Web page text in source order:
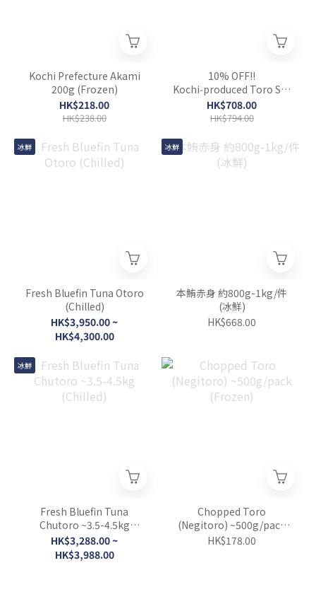
Kochi Prefecture Akami
200g (Frozen)
HK$218.00
HK$238.00
10% OFF!!
Kochi‑produced Toro Set
(Large + Medium +
Akami) – Total 600g
HK$708.00
HK$794.00
冰鮮
Fresh Bluefin Tuna Otoro
(Chilled)
HK$3,950.00 ~
HK$4,300.00
冰鮮
本鮪赤身 約800g-1kg/件
(冰鮮)
HK$668.00
冰鮮
Fresh Bluefin Tuna
Chutoro ~3.5-4.5kg
(Chilled)
HK$3,288.00 ~
HK$3,988.00
Chopped Toro
(Negitoro) ~500g/pack
(Frozen)
HK$178.00